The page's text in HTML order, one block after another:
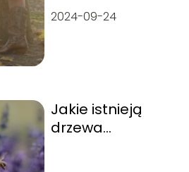
2024-09-24
Jakie istnieją
drzewa